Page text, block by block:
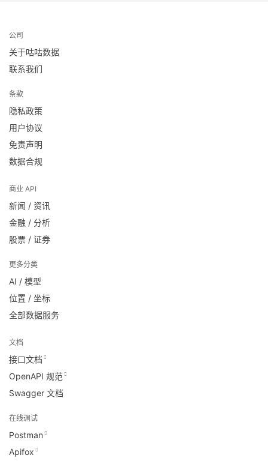
公司
关于咕咕数据
联系我们
条款
隐私政策
用户协议
免责声明
数据合规
商业 API
新闻 / 资讯
金融 / 分析
股票 / 证券
更多分类
AI / 模型
位置 / 坐标
全部数据服务
文档
接口文档
OpenAPI 规范
Swagger 文档
在线调试
Postman
Apifox